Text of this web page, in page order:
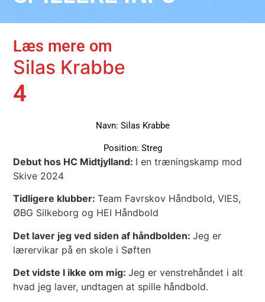
Læs mere om
Silas Krabbe
4
Navn: Silas Krabbe
Position: Streg
Debut hos HC Midtjylland: I en træningskamp mod
Skive 2024
Tidligere klubber:Team Favrskov Håndbold, VIES,
ØBG Silkeborg og HEI Håndbold
Det laver jeg ved siden af håndbolden:Jeg er
lærervikar på en skole i Søften
Det vidste I ikke om mig:Jeg er venstrehåndet i alt
hvad jeg laver, undtagen at spille håndbold.